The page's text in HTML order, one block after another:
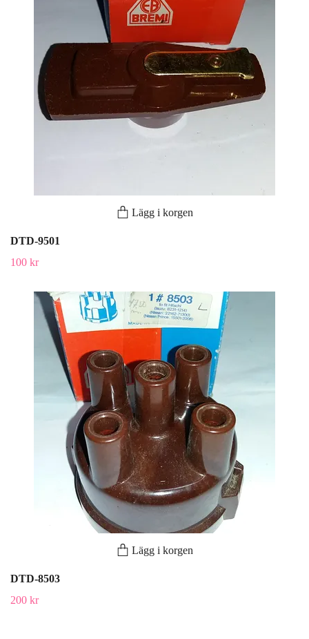
Lägg i korgen
DTD-9501
100 kr
Lägg i korgen
DTD-8503
200 kr